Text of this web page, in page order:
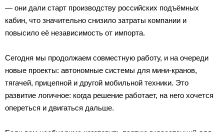
— они дали старт производству российских подъёмных
кабин, что значительно снизило затраты компании и
повысило её независимость от импорта.
Сегодня мы продолжаем совместную работу, и на очереди
новые проекты: автономные системы для мини-кранов,
тягачей, прицепной и другой мобильной техники. Это
развитие логичное: когда решение работает, на него хочется
опереться и двигаться дальше.